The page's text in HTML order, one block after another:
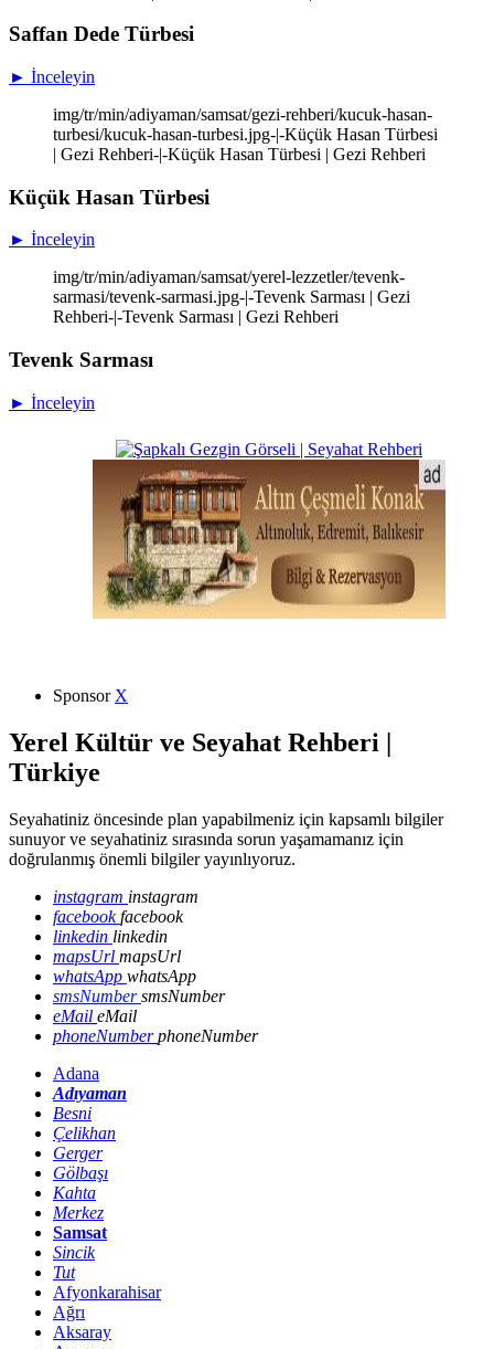
Saffan Dede Türbesi
► İnceleyin
img/tr/min/adiyaman/samsat/gezi-rehberi/kucuk-hasan-
turbesi/kucuk-hasan-turbesi.jpg-|-Küçük Hasan Türbesi
| Gezi Rehberi-|-Küçük Hasan Türbesi | Gezi Rehberi
Küçük Hasan Türbesi
► İnceleyin
img/tr/min/adiyaman/samsat/yerel-lezzetler/tevenk-
sarmasi/tevenk-sarmasi.jpg-|-Tevenk Sarması | Gezi
Rehberi-|-Tevenk Sarması | Gezi Rehberi
Tevenk Sarması
► İnceleyin
Sponsor X
Yerel Kültür ve Seyahat Rehberi |
Türkiye
Seyahatiniz öncesinde plan yapabilmeniz için kapsamlı bilgiler
sunuyor ve seyahatiniz sırasında sorun yaşamamanız için
doğrulanmış önemli bilgiler yayınlıyoruz.
instagram instagram
facebookfacebook
linkedin linkedin
mapsUrl mapsUrl
whatsApp whatsApp
smsNumbersmsNumber
eMail eMail
phoneNumberphoneNumber
Adana
Adıyaman
Besni
Çelikhan
Gerger
Gölbaşı
Kahta
Merkez
Samsat
Sincik
Tut
Afyonkarahisar
Ağrı
Aksaray